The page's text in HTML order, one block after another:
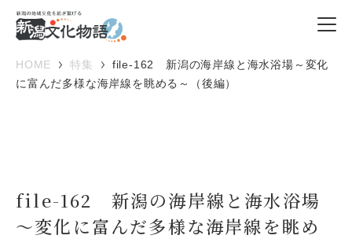
HOME 特集
file-162 新潟の海岸線と海水浴場～変化
に富んだ多様な海岸線を眺める～（後編）
file-162 新潟の海岸線と海水浴場
～変化に富んだ多様な海岸線を眺め